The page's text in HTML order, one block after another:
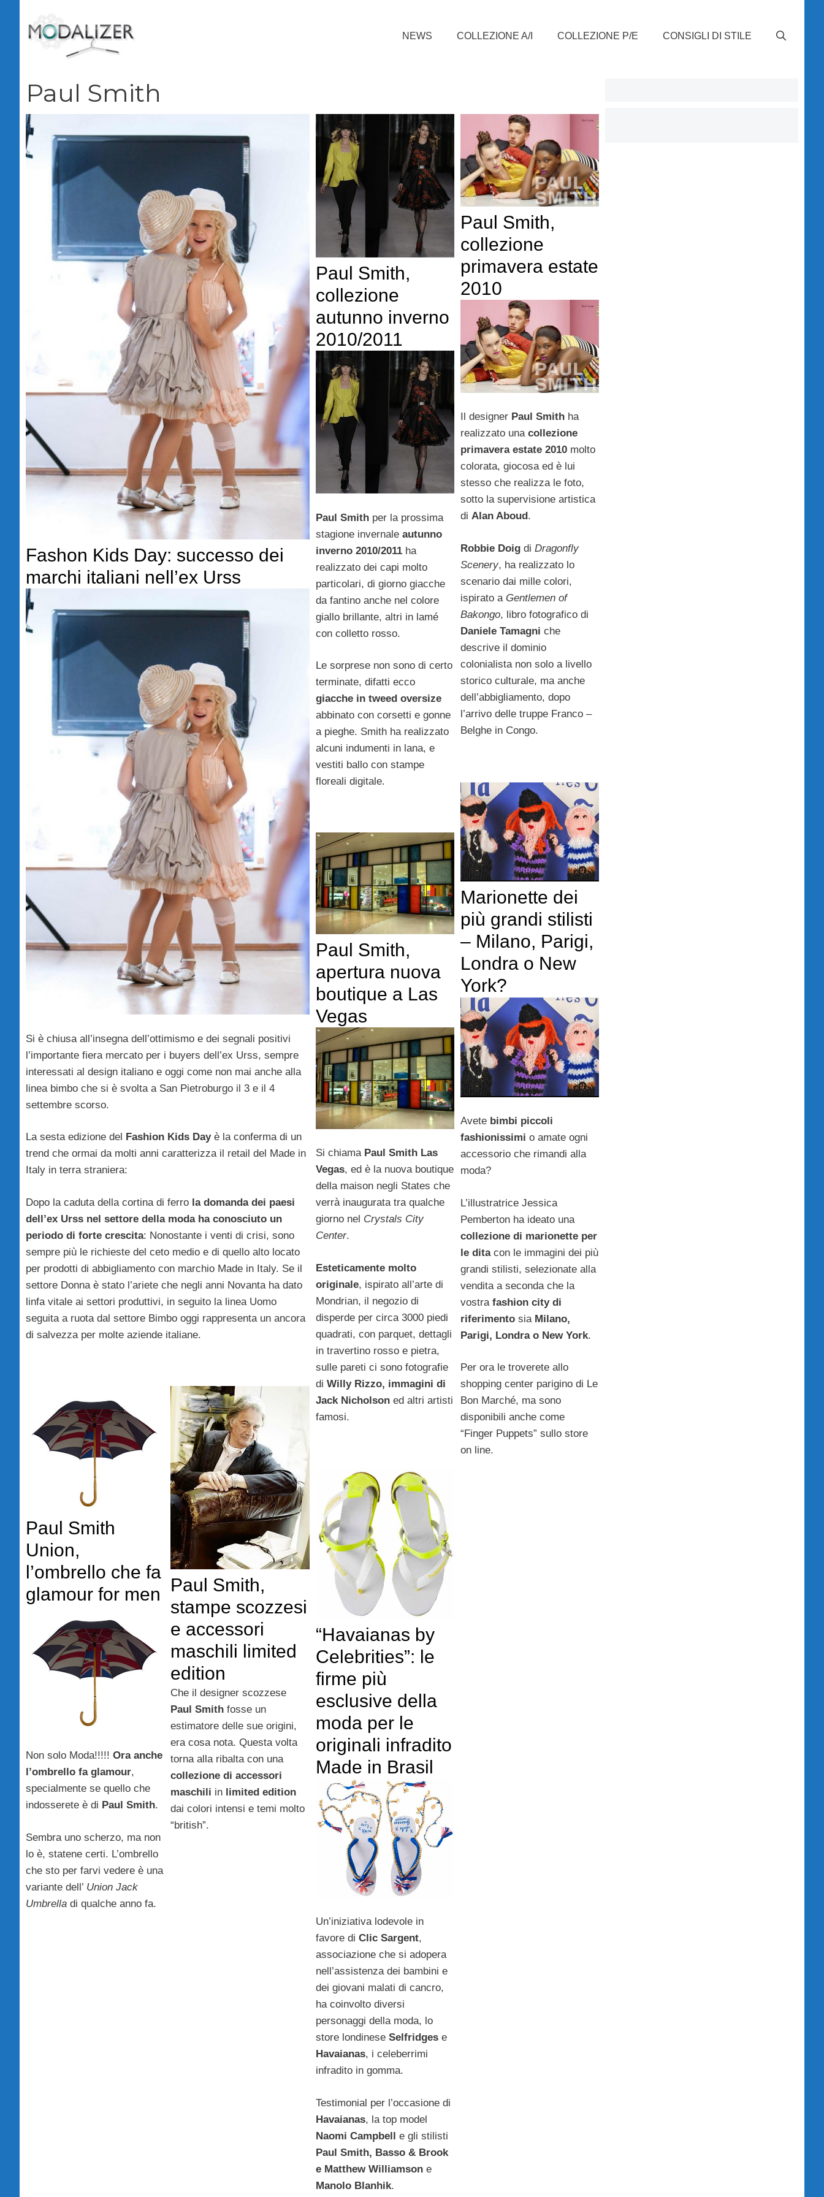
contenuto
NEWS COLLEZIONE A/I COLLEZIONE P/E CONSIGLI DI STILE
Paul Smith
Fashon Kids Day: successo dei
marchi italiani nell’ex Urss
Si è chiusa all’insegna dell’ottimismo e dei segnali positivi
l’importante fiera mercato per i buyers dell’ex Urss, sempre
interessati al design italiano e oggi come non mai anche alla
linea bimbo che si è svolta a San Pietroburgo il 3 e il 4
settembre scorso.
La sesta edizione del Fashion Kids Dayè la conferma di un
trend che ormai da molti anni caratterizza il retail del Made in
Italy in terra straniera:
Dopo la caduta della cortina di ferro la domanda dei paesi
dell’ex Urss nel settore della moda ha conosciuto un
periodo di forte crescita: Nonostante i venti di crisi, sono
sempre più le richieste del ceto medio e di quello alto locato
per prodotti di abbigliamento con marchio Made in Italy. Se il
settore Donna è stato l’ariete che negli anni Novanta ha dato
linfa vitale ai settori produttivi, in seguito la linea Uomo
seguita a ruota dal settore Bimbo oggi rappresenta un ancora
di salvezza per molte aziende italiane.
Paul Smith,
collezione
autunno inverno
2010/2011
Paul Smithper la prossima
stagione invernale autunno
inverno 2010/2011ha
realizzato dei capi molto
particolari, di giorno giacche
da fantino anche nel colore
giallo brillante, altri in lamé
con colletto rosso.
Le sorprese non sono di certo
terminate, difatti ecco
giacche in tweed oversize
abbinato con corsetti e gonne
a pieghe. Smith ha realizzato
alcuni indumenti in lana, e
vestiti ballo con stampe
floreali digitale.
Paul Smith,
collezione
primavera estate
2010
Il designer Paul Smith ha
realizzato una collezione
primavera estate 2010molto
colorata, giocosa ed è lui
stesso che realizza le foto,
sotto la supervisione artistica
di Alan Aboud .
Robbie Doigdi Dragonfly
Scenery, ha realizzato lo
scenario dai mille colori,
ispirato a Gentlemen of
Bakongo, libro fotografico di
Daniele Tamagni che
descrive il dominio
colonialista non solo a livello
storico culturale, ma anche
dell’abbigliamento, dopo
l’arrivo delle truppe Franco –
Belghe in Congo.
Marionette dei
più grandi stilisti
– Milano, Parigi,
Londra o New
York?
Avetebimbi piccoli
fashionissimi o amate ogni
accessorio che rimandi alla
moda?
L’illustratrice Jessica
Pemberton ha ideato una
collezione di marionette per
le ditacon le immagini dei più
grandi stilisti, selezionate alla
vendita a seconda che la
vostra fashion city di
riferimentosia Milano,
Parigi, Londra o New York.
Per ora le troverete allo
shopping center parigino di Le
Bon Marché, ma sono
disponibili anche come
“Finger Puppets” sullo store
on line.
Paul Smith,
apertura nuova
boutique a Las
Vegas
Si chiama Paul Smith Las
Vegas, ed è la nuova boutique
della maison negli States che
verrà inaugurata tra qualche
giorno nel Crystals City
Center.
Esteticamente molto
originale, ispirato all’arte di
Mondrian, il negozio di
disperde per circa 3000 piedi
quadrati, con parquet, dettagli
in travertino rosso e pietra,
sulle pareti ci sono fotografie
di Willy Rizzo, immagini di
Jack Nicholsoned altri artisti
famosi.
Paul Smith
Union,
l’ombrello che fa
glamour for men
Non solo Moda!!!!! Ora anche
l’ombrello fa glamour,
specialmente se quello che
indosserete è di Paul Smith.
Sembra uno scherzo, ma non
lo è, statene certi. L’ombrello
che sto per farvi vedere è una
variante dell’ Union Jack
Umbrella di qualche anno fa.
Paul Smith,
stampe scozzesi
e accessori
maschili limited
edition
Che il designer scozzese
Paul Smith fosse un
estimatore delle sue origini,
era cosa nota. Questa volta
torna alla ribalta con una
collezione di accessori
maschili in limited edition
dai colori intensi e temi molto
“british”.
“Havaianas by
Celebrities”: le
firme più
esclusive della
moda per le
originali infradito
Made in Brasil
Un’iniziativa lodevole in
favore di Clic Sargent,
associazione che si adopera
nell’assistenza dei bambini e
dei giovani malati di cancro,
ha coinvolto diversi
personaggi della moda, lo
store londinese Selfridgese
Havaianas, i celeberrimi
infradito in gomma.
Testimonial per l’occasione di
Havaianas, la top model
Naomi Campbell e gli stilisti
Paul Smith, Basso & Brook
e Matthew Williamsone
Manolo Blanhik.